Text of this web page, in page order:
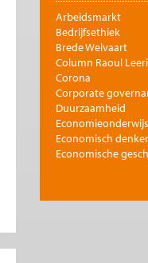
Arbeidsmarkt
Bedrijfsethiek
Brede Welvaart
Column Raoul
Corona
Corporate
Duurzaamheid
Economieonderwijs
Economisch
Economische
Filosofie en